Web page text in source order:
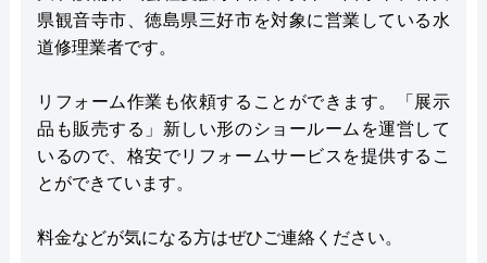
県観音寺市、徳島県三好市を対象に営業している水
道修理業者です。
リフォーム作業も依頼することができます。「展示
品も販売する」新しい形のショールームを運営して
いるので、格安でリフォームサービスを提供するこ
とができています。
料金などが気になる方はぜひご連絡ください。